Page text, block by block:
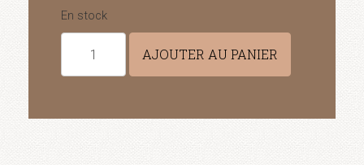
En stock
AJOUTER AU PANIER